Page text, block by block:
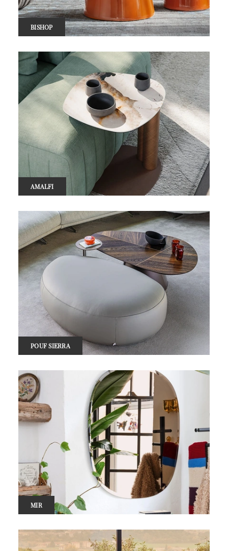
BISHOP
AMALFI
POUF SIERRA
MIR